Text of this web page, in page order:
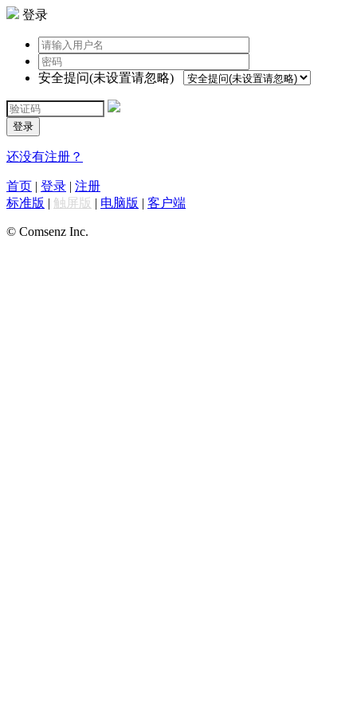
登录
安全提问(未设置请忽略)
登录
还没有注册？
首页 | 登录 | 注册
标准版 | 触屏版 | 电脑版 | 客户端
© Comsenz Inc.